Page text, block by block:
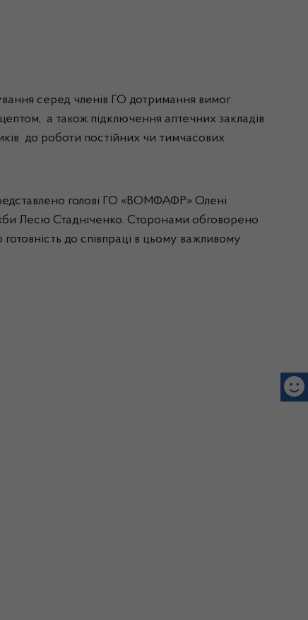
серед членів ГО дотримання вимог
а також підключення аптечних закладів
до роботи постійних чи тимчасових
голові ГО «ВОМФАФР» Олені
Лесю Стадніченко. Сторонами обговорено
до співпраці в цьому важливому